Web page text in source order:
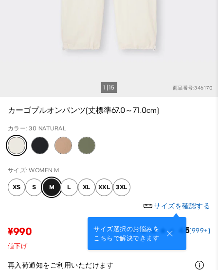
商品番号:346170
1 15
カーゴプルオンパンツ(丈標準67.0～71.0cm)
カラー: 30 NATURAL
サイズ: WOMEN M
XS S M L XL XXL 3XL
サイズを確認する
サイズ選択のお悩みを
こちらで解決できます
¥990 4.5(999+)
値下げ
再入荷通知をご利用いただけます